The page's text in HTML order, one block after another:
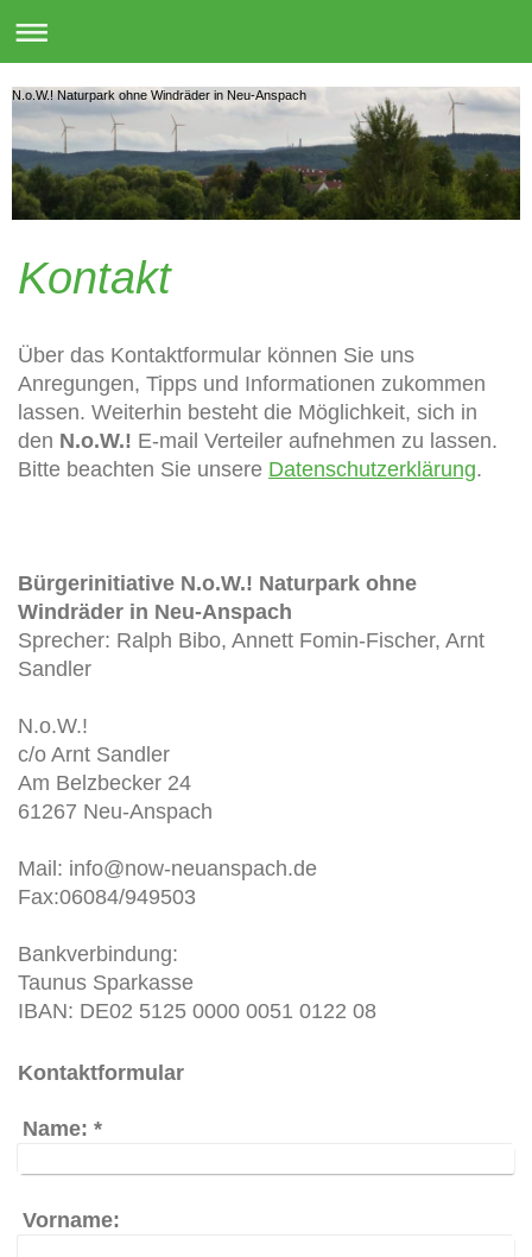
N.o.W.! Naturpark ohne Windräder in Neu-Anspach
Kontakt
Über das Kontaktformular können Sie uns
Anregungen, Tipps und Informationen zukommen
lassen. Weiterhin besteht die Möglichkeit, sich in
den N.o.W.! E-mail Verteiler aufnehmen zu lassen.
Bitte beachten Sie unsere Datenschutzerklärung.
Bürgerinitiative N.o.W.! Naturpark ohne
Windräder in Neu-Anspach
Sprecher: Ralph Bibo, Annett Fomin-Fischer, Arnt
Sandler
N.o.W.!
c/o Arnt Sandler
Am Belzbecker 24
61267 Neu-Anspach
Mail: info@now-neuanspach.de
Fax:06084/949503
Bankverbindung:
Taunus Sparkasse
IBAN: DE02 5125 0000 0051 0122 08
Kontaktformular
Name: *
Vorname: